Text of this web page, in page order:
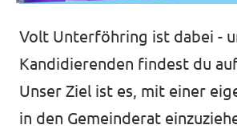
Volt Unterföhring ist dabei -
Kandidierenden findest du
Unser Ziel ist es, mit einer
in den Gemeinderat